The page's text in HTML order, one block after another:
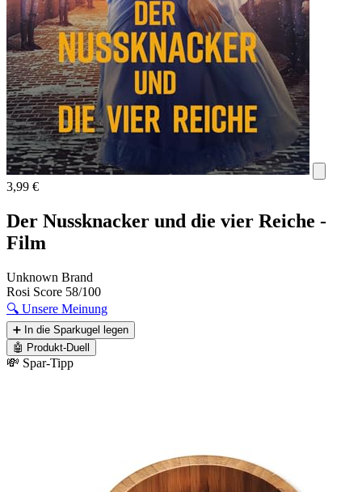
3,99 €
Der Nussknacker und die vier Reiche -
Film
Unknown Brand
Rosi Score 58/100
🔍 Unsere Meinung
➕ In die Sparkugel legen
🤖 Produkt-Duell
💸 Spar-Tipp